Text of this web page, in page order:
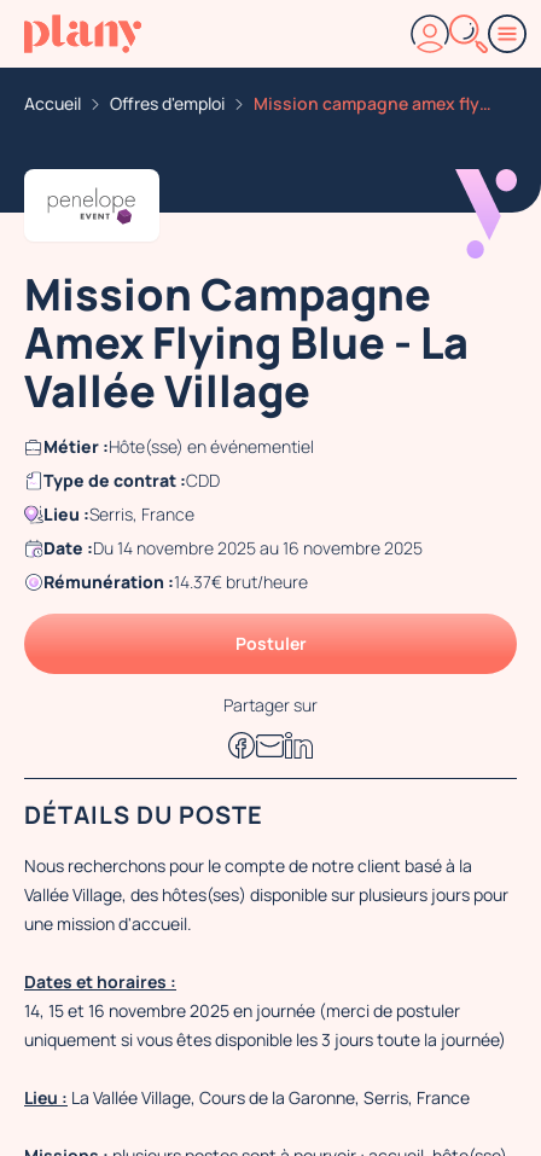
Accueil Offres d'emploi Mission campagne amex flying blue la vallee village
Mission Campagne
Amex Flying Blue - La
Vallée Village
Métier :Hôte(sse) en événementiel
Type de contrat :CDD
Lieu :Serris, France
Date :Du 14 novembre 2025 au 16 novembre 2025
Rémunération :14.37€ brut/heure
Postuler
Partager sur
DÉTAILS DU POSTE
Nous recherchons pour le compte de notre client basé à la
Vallée Village, des hôtes(ses) disponible sur plusieurs jours pour
une mission d'accueil.
Dates et horaires :
14, 15 et 16 novembre 2025 en journée (merci de postuler
uniquement si vous êtes disponible les 3 jours toute la journée)
Lieu : La Vallée Village, Cours de la Garonne, Serris, France